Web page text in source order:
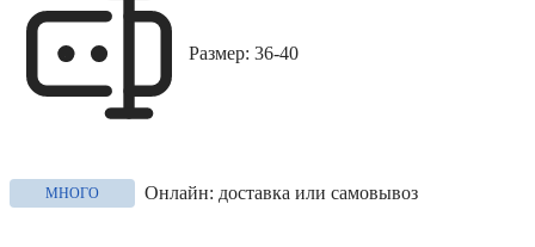
Размер: 36-40
МНОГО Онлайн: доставка или самовывоз